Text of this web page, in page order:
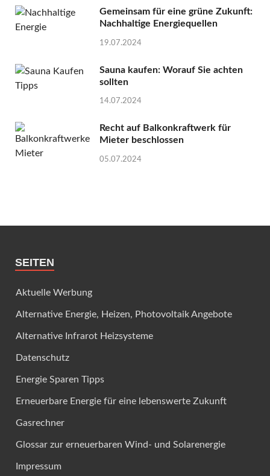
Gemeinsam für eine grüne Zukunft:
Nachhaltige Energiequellen
19.07.2024
Sauna kaufen: Worauf Sie achten
sollten
14.07.2024
Recht auf Balkonkraftwerk für
Mieter beschlossen
05.07.2024
SEITEN
Aktuelle Werbung
Alternative Energie, Heizen, Photovoltaik Angebote
Alternative Infrarot Heizsysteme
Datenschutz
Energie Sparen Tipps
Erneuerbare Energie für eine lebenswerte Zukunft
Gasrechner
Glossar zur erneuerbaren Wind- und Solarenergie
Impressum